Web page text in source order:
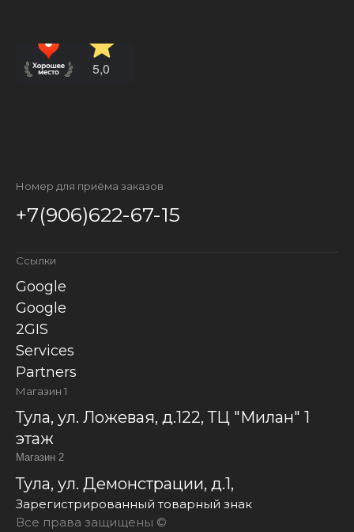
Номер для приёма заказов
+7(906)622-67-15
Ссылки
Google
Google
2GIS
Services
Partners
Магазин 1
Тула, ул. Ложевая, д.122, ТЦ "Милан" 1
этаж
Магазин 2
Тула, ул. Демонстрации, д.1,
Зарегистрированный товарный знак
Все права защищены ©